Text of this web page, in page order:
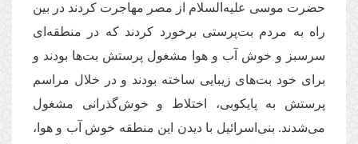
حضرت موسی علیه‌السلام از مصر مهاجرت کردند در بین
راه به مردم بت‌پرستی برخورد کردند که در منطقه‌ای
سرسبز و خوش آب و هوا مشغول پرستش بت‌ها بودند و
برای خود بت‌های زیبایی ساخته بودند و در خلال مراسم
پرستش به پایکوبی، اختلاط و خوش‌گذرانی مشغول
می‌شدند. بنی‌اسرائیل با دیدن این منطقه خوش آب و هوا،